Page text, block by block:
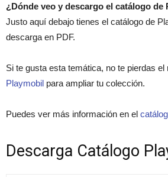
¿Dónde veo y descargo el catálogo de
Justo aquí debajo tienes el catálogo de
descarga en PDF.
Si te gusta esta temática, no te pierdas el
Playmobil para ampliar tu colección.
Puedes ver más información en el
Descarga Catálogo